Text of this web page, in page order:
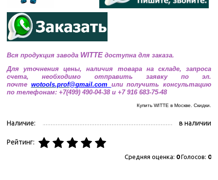
Вся продукция завода WITTE доступна для заказа.
Для уточнения цены, наличия товара на складе, запроса
счета, необходимо отправить заявку по эл.
почте wotools.prof@gmail.com или получить консультацию
по телефонам: +7(499) 490-04-38 и +7 916 683-75-48
Купить WITTE в Москве. Скидки.
Наличие: в наличии
Рейтинг:
Средняя оценка: 0Голосов: 0